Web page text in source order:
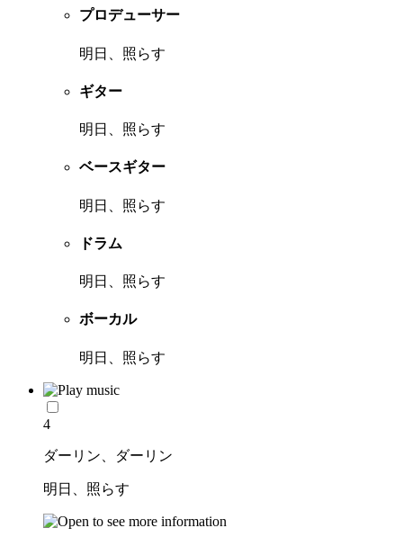
プロデューサー
明日、照らす
ギター
明日、照らす
ベースギター
明日、照らす
ドラム
明日、照らす
ボーカル
明日、照らす
4
ダーリン、ダーリン
明日、照らす